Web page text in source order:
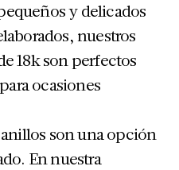
y delicados
nuestros
18k son perfectos
ocasiones
son una opción
En nuestra